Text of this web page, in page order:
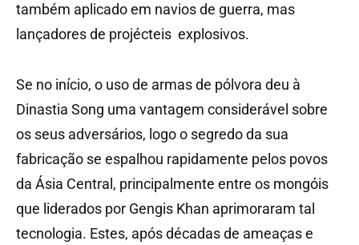
também aplicado em navios de guerra, mas
lançadores de projécteis explosivos.
Se no início, o uso de armas de pólvora deu à
Dinastia Song uma vantagem considerável sobre
os seus adversários, logo o segredo da sua
fabricação se espalhou rapidamente pelos povos
da Ásia Central, principalmente entre os mongóis
que liderados por Gengis Khan aprimoraram tal
tecnologia. Estes, após décadas de ameaças e